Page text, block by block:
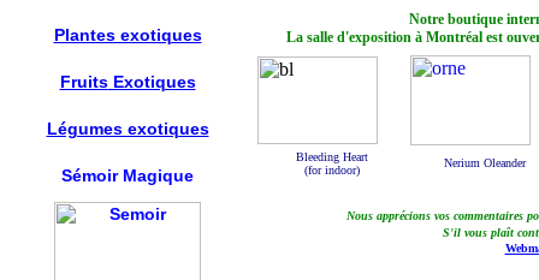
Plantes exotiques
FruitsExotiques
Légumes exotiques
Sémoir Magique
Notre boutique
La salle d'exposition à Montréal est
Bleeding Heart
(for indoor)
Nerium Oleander
Nous apprécions vos commentaires
S'il vous plaît